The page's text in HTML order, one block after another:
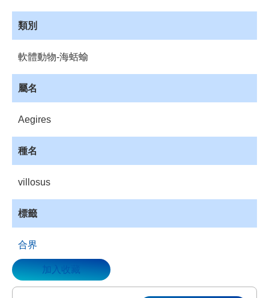
管
理
源
收
藏
登
入
類別
軟體動物-海蛞蝓
屬名
Aegires
種名
villosus
標籤
合界
加入收藏